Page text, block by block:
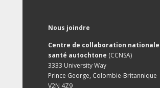
Nous joindre
Centre de collaboration nationale
santé autochtone (CCNSA)
3333 University Way
Prince George, Colombie-Britannique
V2N 4Z9